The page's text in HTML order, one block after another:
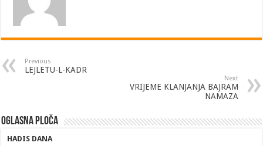
Previous
LEJLETU-L-KADR
Next
VRIJEME KLANJANJA BAJRAM
NAMAZA
Oglasna ploča
HADIS DANA